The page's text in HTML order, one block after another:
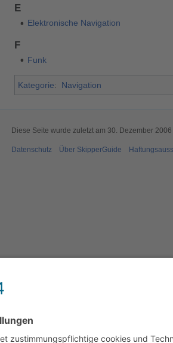
E
Elektronische Navigation
F
Funk
Kategorie: Navigation
Diese Seite wurde zuletzt am 30. Dezember
Datenschutz Über SkipperGuide